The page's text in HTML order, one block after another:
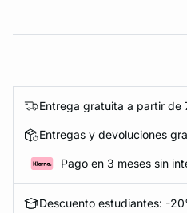
Entrega gratuita a partir de
Entregas y devoluciones
Pago en 3 meses sin
Descuento estudiantes: -